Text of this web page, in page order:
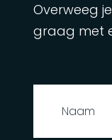
Overweeg
graag met